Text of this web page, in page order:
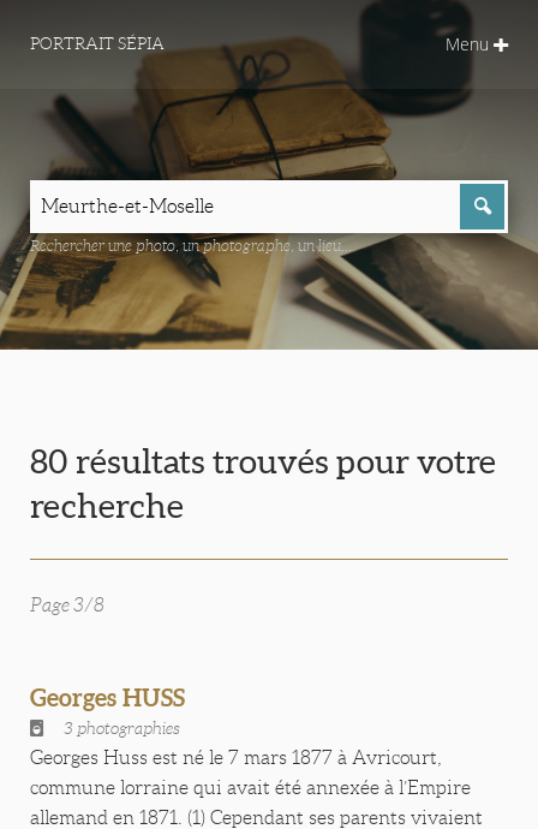
PORTRAIT SÉPIA Menu
Rechercher une photo, un photographe, un lieu...
80 résultats trouvés pour votre
recherche
Page 3/8
Georges HUSS
3 photographies
Georges Huss est né le 7 mars 1877 à Avricourt,
commune lorraine qui avait été annexée à l’Empire
allemand en 1871. (1) Cependant ses parents vivaient